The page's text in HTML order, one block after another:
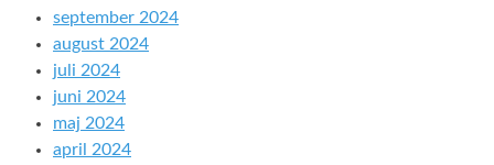
september 2024
august 2024
juli 2024
juni 2024
maj 2024
april 2024